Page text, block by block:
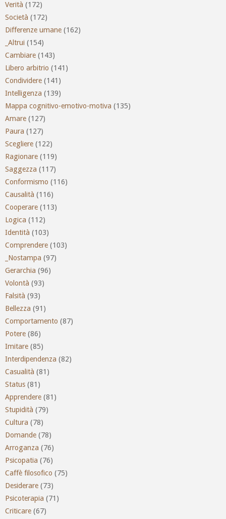
Verità (172)
Società (172)
Differenze umane (162)
_Altrui (154)
Cambiare (143)
Libero arbitrio (141)
Condividere (141)
Intelligenza (139)
Mappa cognitivo-emotivo-motiva (135)
Amare (127)
Paura (127)
Scegliere (122)
Ragionare (119)
Saggezza (117)
Conformismo (116)
Causalità (116)
Cooperare (113)
Logica (112)
Identità (103)
Comprendere (103)
_Nostampa (97)
Gerarchia (96)
Volontà (93)
Falsità (93)
Bellezza (91)
Comportamento (87)
Potere (86)
Imitare (85)
Interdipendenza (82)
Casualità (81)
Status (81)
Apprendere (81)
Stupidità (79)
Cultura (78)
Domande (78)
Arroganza (76)
Psicopatia (76)
Caffè filosofico (75)
Desiderare (73)
Psicoterapia (71)
Criticare (67)